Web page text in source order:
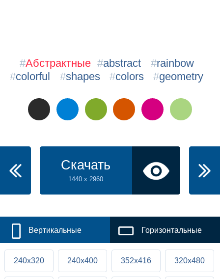
#Абстрактные #abstract #rainbow
#colorful #shapes #colors #geometry
Скачать
1440 x 2960
Вертикальные Горизонтальные
240x320 240x400 352x416 320x480